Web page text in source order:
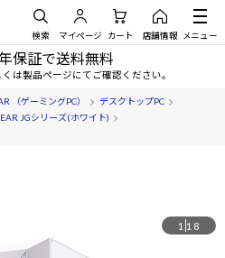
検索 マイページ カート 店舗情報 メニュー
保証で送料無料
は製品ページにてご確認ください。
（ゲーミングPC）
デスクトップPC
JGシリーズ(ホワイト)
1 18